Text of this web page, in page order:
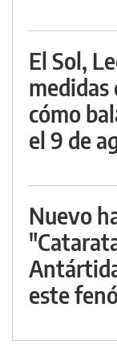
El Sol,
medidas
cómo
el 9 de
Nuevo
este